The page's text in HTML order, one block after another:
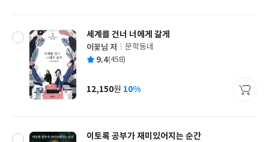
세계를 건너 너에게 갈게
글
쓴
이꽃님 저
출
사
문학동네
평 9.4(458)
가
12,150원 10%
이토록 공부가 재미있어지는 순간